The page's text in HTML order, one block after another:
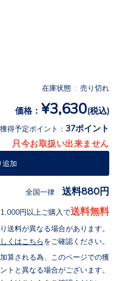
在庫状態 : 売り切れ
価格： ¥3,630(税込)
獲得予定ポイント： 37ポイント
只今お取扱い出来ません
追加
全国一律 送料880円
円以上ご購入で送料無料
送料が異なる場合があります。
くはこちら をご確認ください。
算される為、このページでの獲
トと異なる場合がございます。